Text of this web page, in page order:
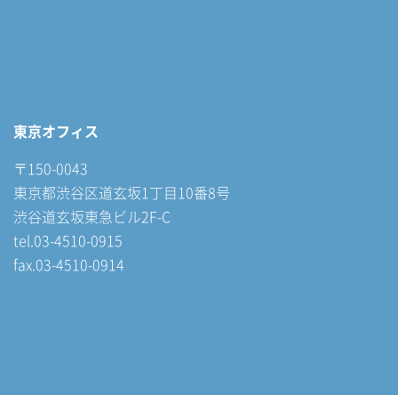
東京オフィス
〒150-0043
東京都渋谷区道玄坂1丁目10番8号
渋谷道玄坂東急ビル2F-C
tel.03-4510-0915
fax.03-4510-0914